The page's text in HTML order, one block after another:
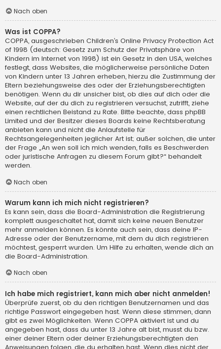
Nach oben
Was ist COPPA?
COPPA, ausgeschrieben Children’s Online Privacy Protection Act
of 1998 (deutsch: Gesetz zum Schutz der Privatsphäre von
Kindern im Internet von 1998) ist ein Gesetz in den USA, welches
festlegt, dass Websites, die möglicherweise persönliche Daten
von Kindern unter 13 Jahren erheben, hierzu die Zustimmung der
Eltern beziehungsweise des oder der Erziehungsberechtigten
benötigen. Wenn du dir unsicher bist, ob dies auf dich oder die
Website, auf der du dich zu registrieren versuchst, zutrifft, ziehe
einen rechtlichen Beistand zu Rate. Bitte beachte, dass phpBB
Limited und der Besitzer dieses Boards keine Rechtsberatung
anbieten kann und nicht die Anlaufstelle für
Rechtsangelegenheiten jeglicher Art ist; außer solchen, die unter
der Frage „An wen soll ich mich wenden, falls es Beschwerden
oder juristische Anfragen zu diesem Forum gibt?“ behandelt
werden.
Nach oben
Warum kann ich mich nicht registrieren?
Es kann sein, dass die Board-Administration die Registrierung
komplett ausgeschaltet hat, damit sich keine neuen Benutzer
mehr anmelden können. Es könnte auch sein, dass deine IP-
Adresse oder der Benutzername, mit dem du dich registrieren
möchtest, gesperrt wurden. Um Hilfe zu erhalten, wende dich an
die Board-Administration.
Nach oben
Ich habe mich registriert, kann mich aber nicht anmelden!
Überprüfe zuerst, ob du den richtigen Benutzernamen und das
richtige Passwort eingegeben hast. Wenn diese stimmen, dann
gibt es zwei Möglichkeiten. Wenn COPPA aktiviert ist und du
angegeben hast, dass du unter 13 Jahre alt bist, musst du bzw.
einer deiner Eltern oder deiner Erziehungsberechtigten den
Anweisungen folgen, die du erhalten hast. Wenn dies nicht der